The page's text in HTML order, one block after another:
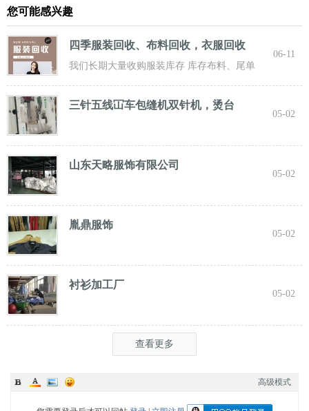
您可能感兴趣
四季服装回收、布料回收，衣服回收
我们长期大量收购服装库存 库存布料、尾单
服装，专业诚信共赢， 实力雄厚 ！ 长期面向
06-11
三针五线冚车包缝机双针机，烫台
05-02
山东天略服饰有限公司
05-02
胤鼎服饰
05-02
衬衫加工厂
05-02
查看更多
高级模式